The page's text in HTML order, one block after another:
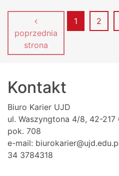
poprzednia
strona
Strona
1 Strona
2
Kontakt
Biuro Karier UJD
ul. Waszyngtona 4/8, 42-217
pok. 708
e-mail:
34 3784318